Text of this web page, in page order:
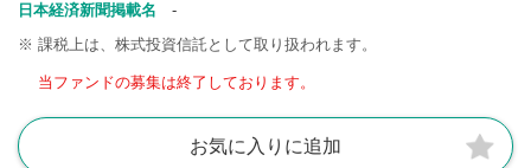
日本経済新聞掲載名
-
※ 課税上は、株式投資信託として取り扱われます。
当ファンドの募集は終了しております。
お気に入りに追加